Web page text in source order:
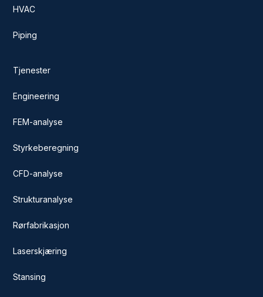
HVAC
Piping
Tjenester
Engineering
FEM-analyse
Styrkeberegning
CFD-analyse
Strukturanalyse
Rørfabrikasjon
Laserskjæring
Stansing